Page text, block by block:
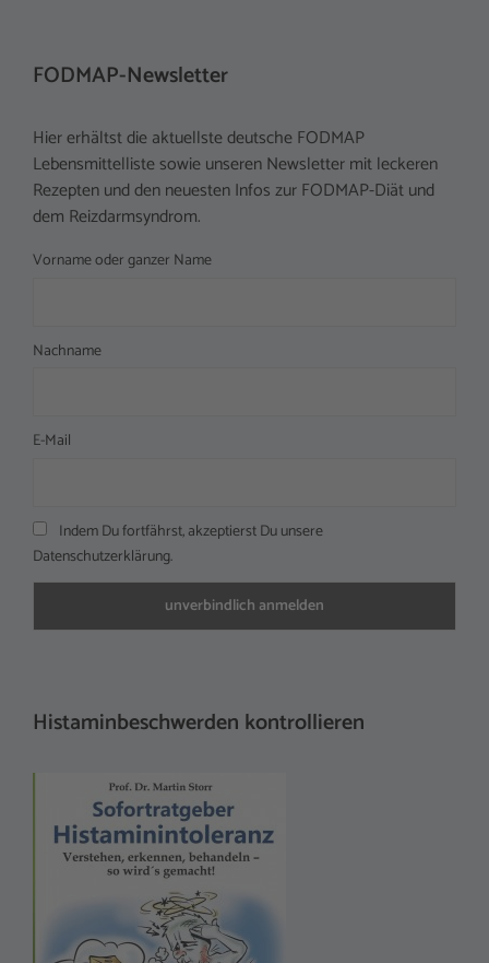
FODMAP-Newsletter
Hier erhältst die aktuellste deutsche FODMAP
Lebensmittelliste sowie unseren Newsletter mit leckeren
Rezepten und den neuesten Infos zur FODMAP-Diät und
dem Reizdarmsyndrom.
Vorname oder ganzer Name
Nachname
E-Mail
Indem Du fortfährst, akzeptierst Du unsere
Datenschutzerklärung.
Histaminbeschwerden kontrollieren